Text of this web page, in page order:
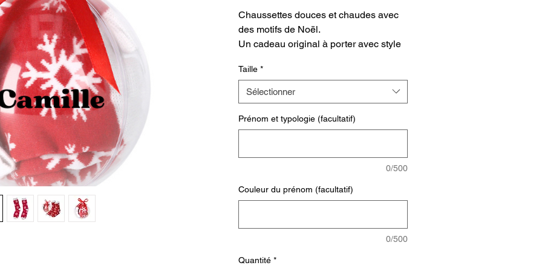
Chaussettes douces et chaudes avec
des motifs de Noël.
Un cadeau original à porter avec style
Présentées dans une élégante boule
de Noël transparente avec un ruban
rouge. Fabriquées en polyester doux et
disponibles en tailles S-M et L-XL.
transparentes avec un prénom.
Taille *
Sélectionner
Prénom et typologie (facultatif)
0/500
Couleur du prénom (facultatif)
0/500
Quantité *